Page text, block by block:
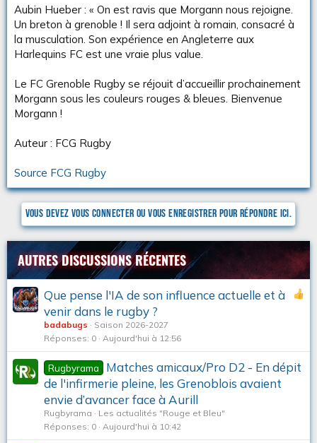
Aubin Hueber : « On est ravis que Morgann nous rejoigne.
Un breton à grenoble ! Il sera adjoint à romain, consacré à
la musculation. Son expérience en Angleterre aux
Harlequins FC est une vraie plus value.
Le FC Grenoble Rugby se réjouit d’accueillir prochainement
Morgann sous les couleurs rouges & bleues. Bienvenue
Morgann !
Auteur : FCG Rugby
Source FCG Rugby
Vous devez vous connecter ou vous enregistrer pour répondre ici.
AUTRES DISCUSSIONS RÉCENTES
Que pense l'IA de son influence actuelle et à
venir dans le rugby ?
badabugs
Saison 2026-2027
Réponses 0 Aujourd'hui à 12:56
Rugbyrama
Matches amicaux/Pro D2 - En dépit
de l'infirmerie pleine, les Grenoblois avaient
envie d’avancer face à Aurill
Rugbyrama
Les actualités "Rouge et Bleu"
Réponses 0 Aujourd'hui à 10:42